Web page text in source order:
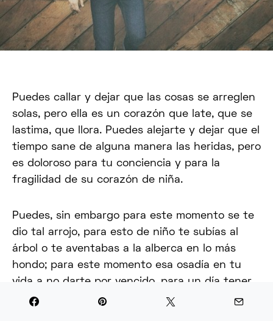
Puedes callar y dejar que las cosas se arreglen
solas, pero ella es un corazón que late, que se
lastima, que llora. Puedes alejarte y dejar que el
tiempo sane de alguna manera las heridas, pero
es doloroso para tu conciencia y para la
fragilidad de su corazón de niña.
Puedes, sin embargo para este momento se te
dio tal arrojo, para esto de niño te subías al
árbol o te aventabas a la alberca en lo más
hondo; para este momento esa osadía en tu
vida a no darte por vencido, para un día tener
las agallas y corregir lo que había dolido.